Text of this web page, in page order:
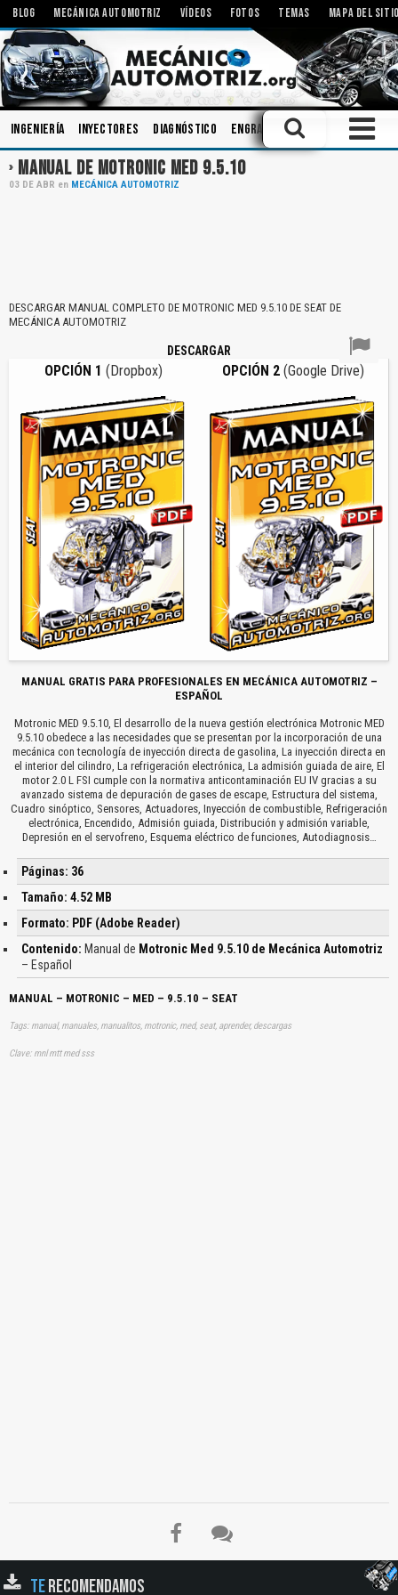
BLOG MECÁNICA AUTOMOTRIZ VÍDEOS FOTOS TEMAS MAPA DEL
Ingeniería Inyectores Diagnóstico Engranajes
MANUAL DE MOTRONIC MED 9.5.10
03 DE ABR en MECÁNICA AUTOMOTRIZ
DESCARGAR MANUAL COMPLETO DE MOTRONIC MED 9.5.10 DE SEAT DE
MECÁNICA AUTOMOTRIZ
DESCARGAR
OPCIÓN 1 (Dropbox) OPCIÓN 2 (Google Drive)
MANUAL GRATIS PARA PROFESIONALES EN MECÁNICA AUTOMOTRIZ –
ESPAÑOL
Motronic MED 9.5.10, El desarrollo de la nueva gestión electrónica Motronic MED
9.5.10 obedece a las necesidades que se presentan por la incorporación de una
mecánica con tecnología de inyección directa de gasolina, La inyección directa en
el interior del cilindro, La refrigeración electrónica, La admisión guiada de aire, El
motor 2.0 L FSI cumple con la normativa anticontaminación EU IV gracias a su
avanzado sistema de depuración de gases de escape, Estructura del sistema,
Cuadro sinóptico, Sensores, Actuadores, Inyección de combustible, Refrigeración
electrónica, Encendido, Admisión guiada, Distribución y admisión variable,
Depresión en el servofreno, Esquema eléctrico de funciones, Autodiagnosis…
Páginas: 36
Tamaño: 4.52 MB
Formato: PDF (Adobe Reader)
Contenido: Manual de Motronic Med 9.5.10 de Mecánica Automotriz
– Español
MANUAL – MOTRONIC – MED – 9.5.10 – SEAT
Tags: manual, manuales, manualitos, motronic, med, seat, aprender, descargas
Clave: mnl mtt med sss
TERECOMENDAMOS